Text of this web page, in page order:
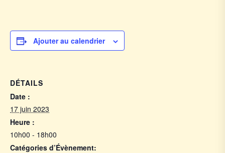
Ajouter au calendrier
DÉTAILS
Date :
17 juin 2023
Heure :
10h00 - 18h00
Catégories d’Évènement: